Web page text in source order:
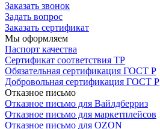
Заказать звонок
Задать вопрос
Заказать сертификат
Мы оформляем
Паспорт качества
Сертификат соответствия ТР
Обязательная сертификация ГОСТ Р
Добровольная сертификация ГОСТ Р
Отказное письмо
Отказное письмо для Вайлдберриз
Отказное письмо для маркетплейсов
Отказное письмо для OZON